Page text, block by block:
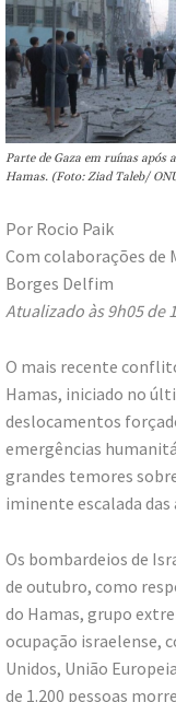
Parte de Gaza em ruínas após
Hamas. (Foto: Ziad Taleb/
Por Rocio Paik
Com colaborações de
Borges Delfim
Atualizado às 9h05 de
O mais recente
Hamas, iniciado no
deslocamentos
emergências
grandes temores
iminente escalada
Os bombardeios de
de outubro, como
do Hamas, grupo
ocupação israelense,
Unidos, União
de 1.200 pessoas